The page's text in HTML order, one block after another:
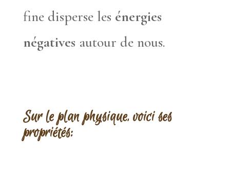
fine disperse les énergies
négatives autour de nous.
Sur le plan physique, voici ses
propriétés: